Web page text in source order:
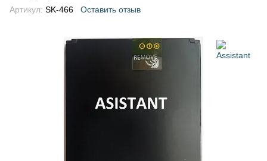
Артикул: SK-466 Оставить отзыв